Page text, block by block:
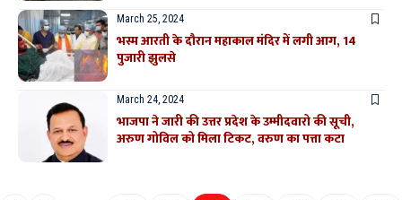
March 25, 2024
भस्म आरती के दौरान महाकाल मंदिर में लगी आग, 14
पुजारी झुलसे
March 24, 2024
भाजपा ने जारी की उत्तर प्रदेश के उम्मीदवारो की सूची,
अरुण गोविल को मिला टिकट, वरुण का पत्ता कटा